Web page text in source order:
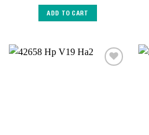
ADD TO CART